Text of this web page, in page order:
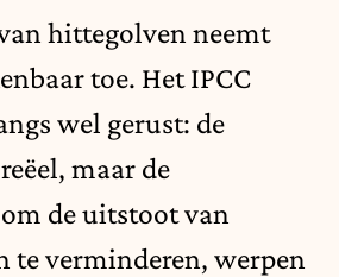
hittegolven neemt
toe. Het IPCC
wel gerust: de
maar de
de uitstoot van
te verminderen, werpen